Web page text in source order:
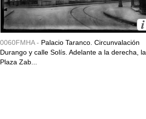
0060FMHA - Palacio Taranco. Circunvalación
Durango y calle Solís. Adelante a la derecha, la
Plaza Zab...